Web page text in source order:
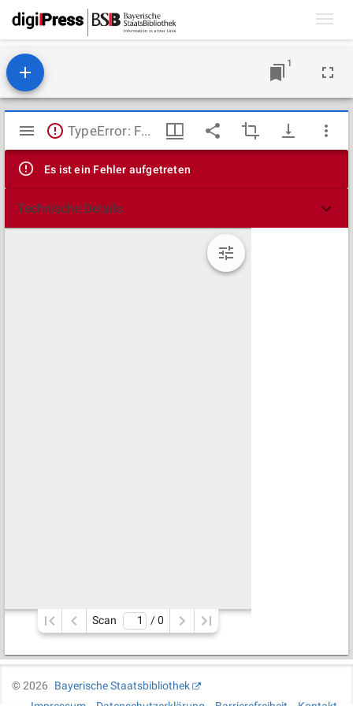
1
Mirador
Viewer
TypeError: Failed to fetch
Es ist ein Fehler aufgetreten
Technische Details
Scan / 0
©2026
Bayerische Staatsbibliothek